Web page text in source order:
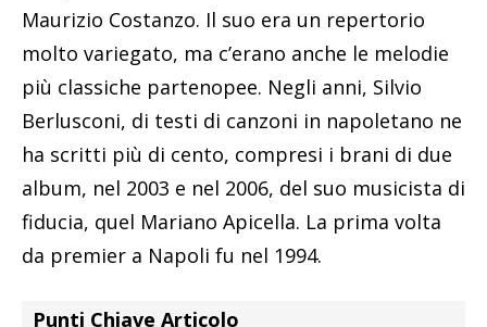
Maurizio Costanzo. Il suo era un repertorio
molto variegato, ma c’erano anche le melodie
più classiche partenopee. Negli anni, Silvio
Berlusconi, di testi di canzoni in napoletano ne
ha scritti più di cento, compresi i brani di due
album, nel 2003 e nel 2006, del suo musicista di
fiducia, quel Mariano Apicella. La prima volta
da premier a Napoli fu nel 1994.
Punti Chiave Articolo